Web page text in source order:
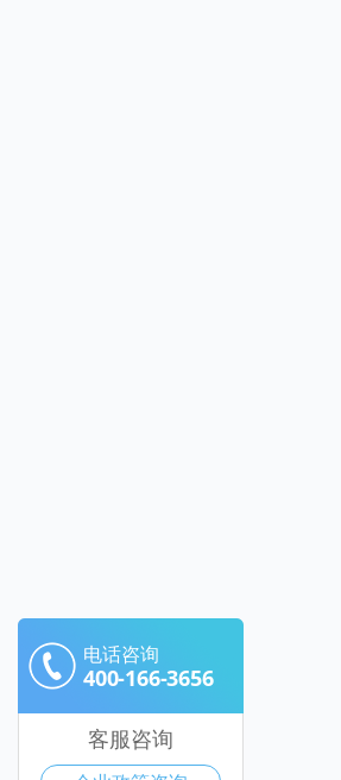
电话咨询
400-166-3656
客服咨询